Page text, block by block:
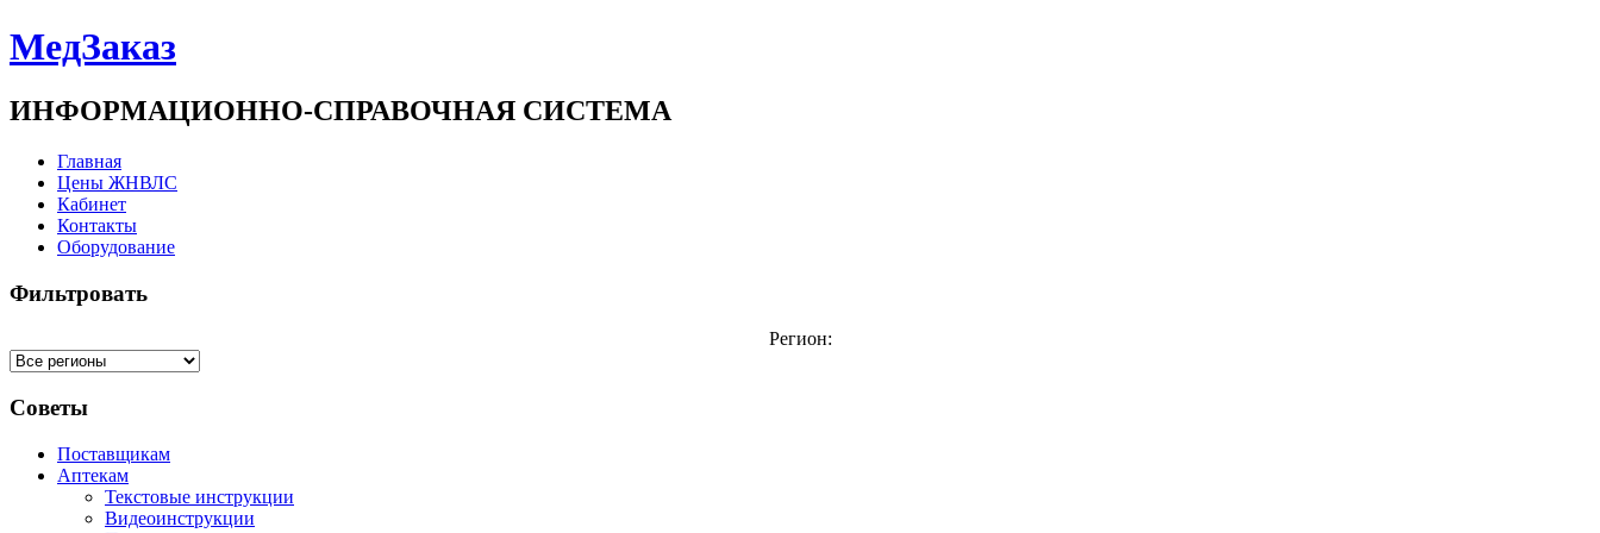
МедЗаказ
ИНФОРМАЦИОННО-СПРАВОЧНАЯ СИСТЕМА
Главная
Цены ЖНВЛС
Кабинет
Контакты
Оборудование
Фильтровать
Регион:
Советы
Поставщикам
Аптекам
Текстовые инструкции
Видеоинструкции